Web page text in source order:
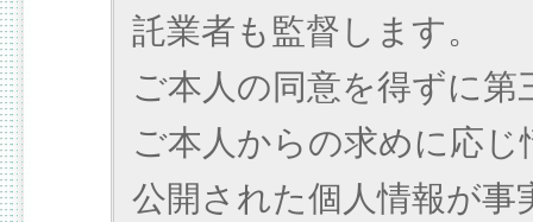
託業者も監督します。
ご本人の同意を得ずに
ご本人からの求めに応
公開された個人情報が事